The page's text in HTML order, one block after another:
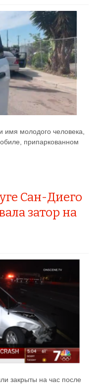
имя молодого человека,
припаркованном
Сан-Диего
затор на
закрыты на час после